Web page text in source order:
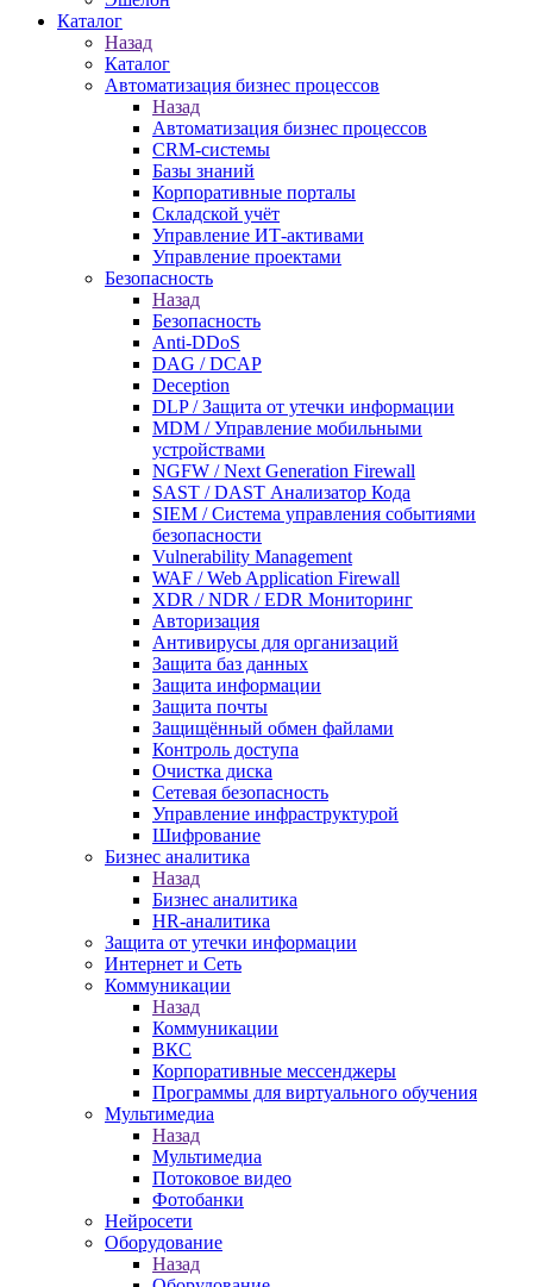
Каталог
Назад
Каталог
Автоматизация бизнес процессов
Назад
Автоматизация бизнес процессов
CRM-системы
Базы знаний
Корпоративные порталы
Складской учёт
Управление ИТ-активами
Управление проектами
Безопасность
Назад
Безопасность
Anti-DDoS
DAG / DCAP
Deception
DLP / Защита от утечки информации
MDM / Управление мобильными
устройствами
NGFW / Next Generation Firewall
SAST / DAST Анализатор Кода
SIEM / Система управления событиями
безопасности
Vulnerability Management
WAF / Web Application Firewall
XDR / NDR / EDR Мониторинг
Авторизация
Антивирусы для организаций
Защита баз данных
Защита информации
Защита почты
Защищённый обмен файлами
Контроль доступа
Очистка диска
Сетевая безопасность
Управление инфраструктурой
Шифрование
Бизнес аналитика
Назад
Бизнес аналитика
HR-аналитика
Защита от утечки информации
Интернет и Сеть
Коммуникации
Назад
Коммуникации
ВКС
Корпоративные мессенджеры
Программы для виртуального обучения
Мультимедиа
Назад
Мультимедиа
Потоковое видео
Фотобанки
Нейросети
Оборудование
Назад